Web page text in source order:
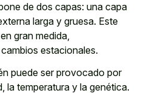
de dos capas: unacapa
larga y gruesa. Este
gran medida,
estacionales.
puede ser provocado por
la temperatura y la genética.